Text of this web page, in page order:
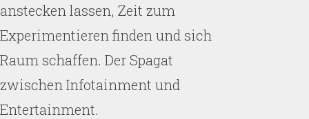
anstecken lassen, Zeit zum
Experimentieren finden und sich
Raum schaffen. Der Spagat
zwischen Infotainment und
Entertainment.